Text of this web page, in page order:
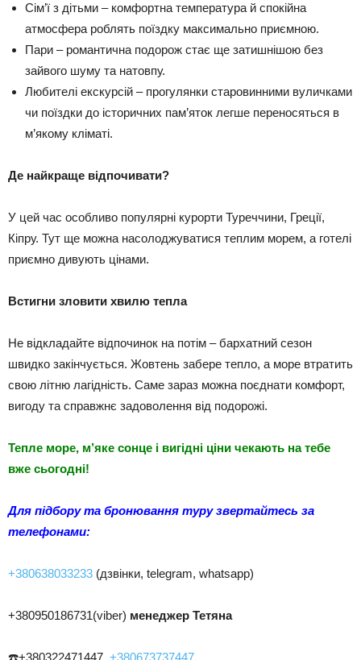
Сім’ї з дітьми – комфортна температура й спокійна
атмосфера роблять поїздку максимально приємною.
Пари – романтична подорож стає ще затишнішою без
зайвого шуму та натовпу.
Любителі екскурсій – прогулянки старовинними вуличками
чи поїздки до історичних пам’яток легше переносяться в
м’якому кліматі.
Де найкраще відпочивати?
У цей час особливо популярні курорти Туреччини, Греції,
Кіпру. Тут ще можна насолоджуватися теплим морем, а готелі
приємно дивують цінами.
Встигни зловити хвилю тепла
Не відкладайте відпочинок на потім – бархатний сезон
швидко закінчується. Жовтень забере тепло, а море втратить
свою літню лагідність. Саме зараз можна поєднати комфорт,
вигоду та справжнє задоволення від подорожі.
Тепле море, м’яке сонце і вигідні ціни чекають на тебе
вже сьогодні!
Для підбору та бронювання туру звертайтесь за
телефонами:
+380638033233 (дзвінки, telegram, whatsapp)
+380950186731(viber) менеджер Тетяна
☎️+380322471447, +380673737447